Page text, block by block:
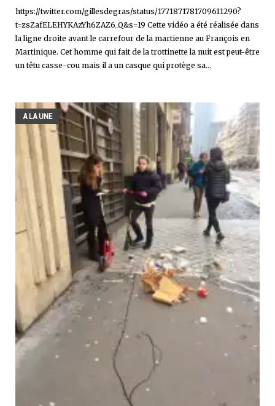
https://twitter.com/gillesdegras/status/1771871781709611290?
t=zsZafELEHYKAzYh6ZAZ6_Q&s=19 Cette vidéo a été réalisée dans
la ligne droite avant le carrefour de la martienne au François en
Martinique. Cet homme qui fait de la trottinette la nuit est peut-être
un têtu casse-cou mais il a un casque qui protège sa...
A LA UNE